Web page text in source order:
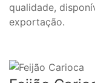
qualidade,
exportação.